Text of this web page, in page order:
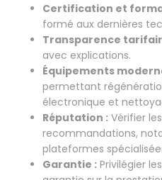
Certification et
formé aux dernières
Transparence
avec explications.
Équipements
permettant
électronique et
Réputation : Vérifier
recommandations,
plateformes
Garantie : Privilégier